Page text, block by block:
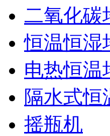
二氧化碳
恒温恒湿
电热恒温
隔水式恒
摇瓶机